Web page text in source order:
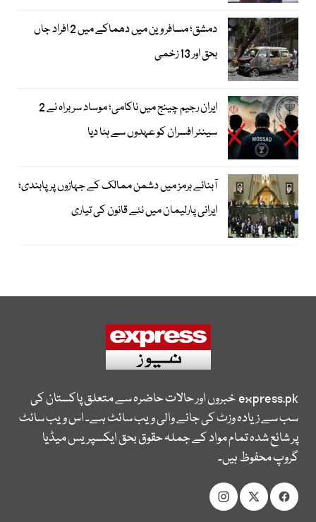
دمشق؛ مسافر وین میں دھماکے میں 2 افراد جاں
بحق اور 13 زخمی
ایران رجیم چینج میں ناکامی؛ موساد سربراہ نے 2
سینئر افسران کو عہدوں سے ہٹا دیا
آبنائے ہرمز میں دشمن ممالک کے جہازوں پر پابندی؛
ایرانی پارلیمان میں نئے قانون کی تیاری
express.pkخبروں اور حالات حاضرہ سے متعلق پاکستان کی
سب سے زیادہ وزٹ کی جانے والی ویب سائٹ ہے۔ اس ویب سائٹ
پر شائع شدہ تمام مواد کے جملہ حقوق بحق ایکسپریس میڈیا
گروپ محفوظ ہیں۔